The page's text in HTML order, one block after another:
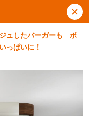
ュしたバーガーも ボ
っぱいに！